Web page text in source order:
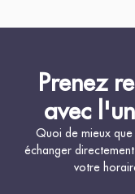
Prenez
avec
Quoi de mieux
échanger
votre